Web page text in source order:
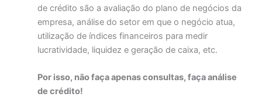
de crédito são a avaliação do plano de negócios da
empresa, análise do setor em que o negócio atua,
utilização de índices financeiros para medir
lucratividade, liquidez e geração de caixa, etc.
Por isso, não faça apenas consultas, faça análise
de crédito!